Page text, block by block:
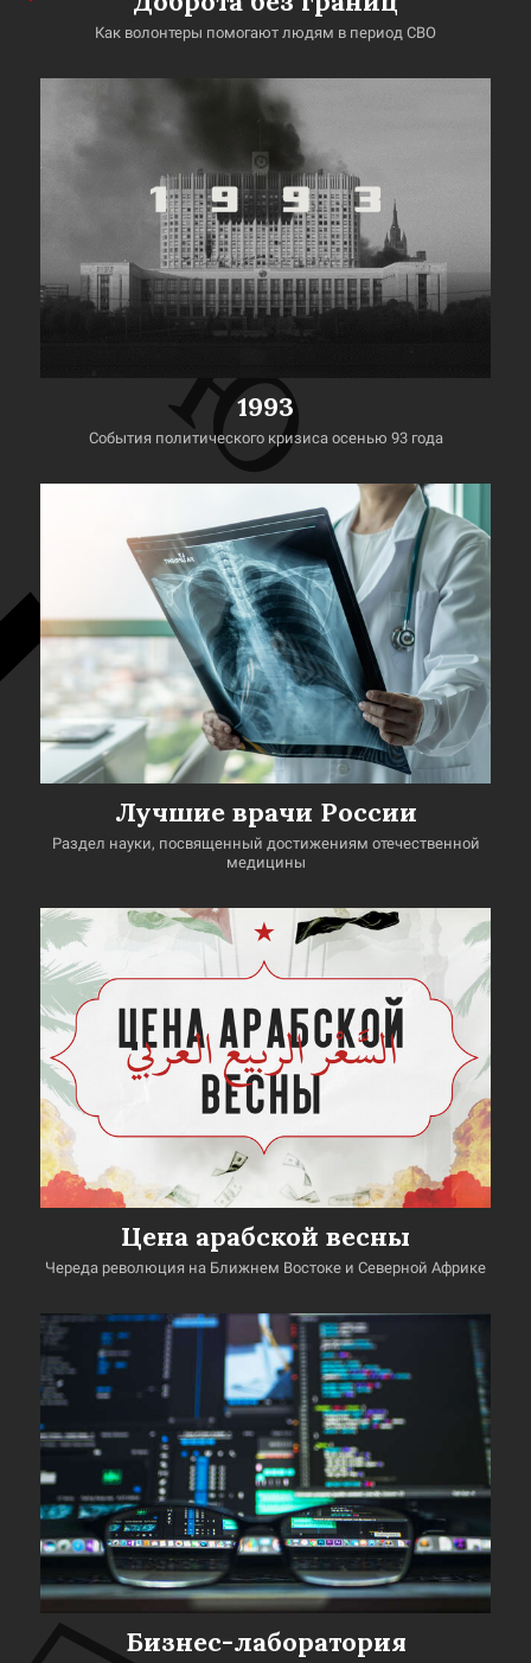
Как волонтеры помогают людям в период СВО
1993
События политического кризиса осенью 93 года
Лучшие врачи России
Раздел науки, посвященный достижениям отечественной
медицины
Цена арабской весны
Череда революция на Ближнем Востоке и Северной Африке
Бизнес-лаборатория